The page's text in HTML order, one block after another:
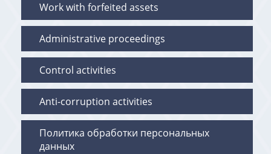
Work with forfeited assets
Administrative proceedings
Control activities
Anti-corruption activities
Политика обработки персональных
данных